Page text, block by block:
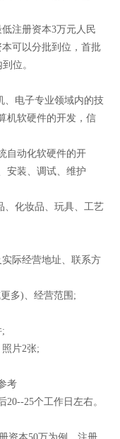
注册资本3万元人民
可以分批到位，首批
位。
电子专业领域内的技
机软硬件的开发，信
动化软硬件的开
安装、调试、维护
化妆品、玩具、工艺
际经营地址、联系方
多)、经营范围;
片2张;
考
25个工作日左右。